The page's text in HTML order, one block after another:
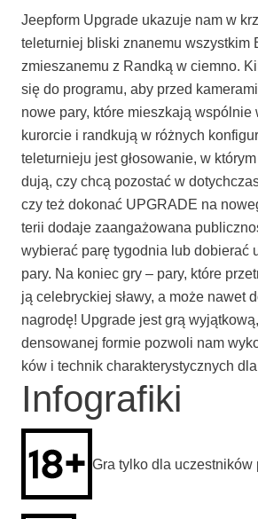
Jeep­form Upgra­de uka­zu­je nam w
tele­tur­niej bli­ski zna­ne­mu wszyst­kim
zmie­sza­ne­mu z Rand­ką w ciem­no.
się do pro­gra­mu, aby przed
nowe pary, któ­re miesz­ka­ją wspól­nie
kuror­cie i rand­ku­ją w róż­nych
tele­tur­nie­ju jest gło­so­wa­nie, w
du­ją, czy chcą pozo­stać w
czy też doko­nać UPGRADE na
te­rii doda­je zaan­ga­żo­wa­na
wybie­rać parę tygo­dnia lub dobie­rać
pary. Na koniec gry – pary, któ­re
ją cele­bryc­kiej sła­wy, a może nawet
nagro­dę! Upgra­de jest grą
den­so­wa­nej for­mie pozwo­li nam
ków i tech­nik cha­rak­te­ry­stycz­nych
Infografiki
Gra tyl­ko dla uczest­ni­ków